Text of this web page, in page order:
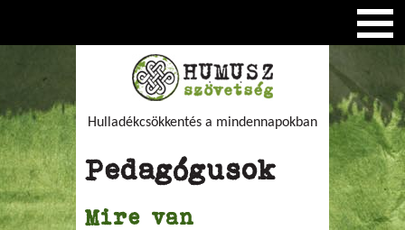
Hulladékcsökkentés a mindennapokban
Pedagógusok
Mire van